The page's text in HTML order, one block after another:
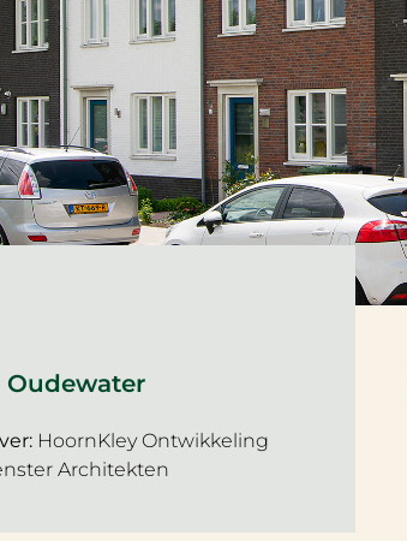
Oudewater
HoornKley Ontwikkeling
Architekten